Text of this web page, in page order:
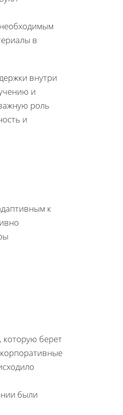
в
внутри
и
роль
и
к
которую берет
были